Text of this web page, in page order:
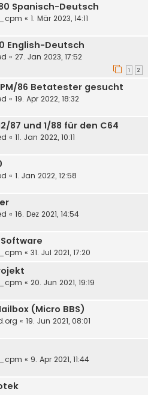
Spanisch-Deutsch
« 1. Mär 2023, 14:11
English-Deutsch
« 27. Jan 2023, 17:52
1 2
86 Betatester gesucht
« 19. Apr 2022, 18:32
87 und 1/88 für den C64
« 11. Jan 2022, 10:11
« 1. Jan 2022, 12:58
« 16. Dez 2021, 14:54
Software
« 31. Jul 2021, 17:20
« 20. Jun 2021, 19:19
(Micro BBS)
« 19. Jun 2021, 08:01
« 9. Apr 2021, 11:44